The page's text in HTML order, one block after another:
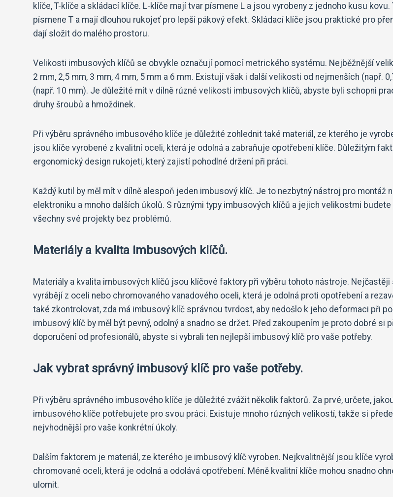
klíče, T-klíče a skládací klíče. L-klíče mají tvar písmene L a jsou vyrobeny z jednoho kusu kovu.
písmene T a mají dlouhou rukojeť pro lepší pákový efekt. Skládací klíče jsou praktické pro
dají složit do malého prostoru.
Velikosti imbusových klíčů se obvykle označují pomocí metrického systému. Nejběžnější
2 mm, 2,5 mm, 3 mm, 4 mm, 5 mm a 6 mm. Existují však i další velikosti od nejmenších (např.
(např. 10 mm). Je důležité mít v dílně různé velikosti imbusových klíčů, abyste byli schopni
druhy šroubů a hmoždinek.
Při výběru správného imbusového klíče je důležité zohlednit také materiál, ze kterého je
jsou klíče vyrobené z kvalitní oceli, která je odolná a zabraňuje opotřebení klíče. Důležitým
ergonomický design rukojeti, který zajistí pohodlné držení při práci.
Každý kutil by měl mít v dílně alespoň jeden imbusový klíč. Je to nezbytný nástroj pro montáž
elektroniku a mnoho dalších úkolů. S různými typy imbusových klíčů a jejich velikostmi
všechny své projekty bez problémů.
Materiály a kvalita imbusových klíčů.
Materiály a kvalita imbusových klíčů jsou klíčové faktory při výběru tohoto nástroje.
vyrábějí z oceli nebo chromovaného vanadového oceli, která je odolná proti opotřebení a
také zkontrolovat, zda má imbusový klíč správnou tvrdost, aby nedošlo k jeho deformaci při
imbusový klíč by měl být pevný, odolný a snadno se držet. Před zakoupením je proto dobré si
doporučení od profesionálů, abyste si vybrali ten nejlepší imbusový klíč pro vaše potřeby.
Jak vybrat správný imbusový klíč pro vaše potřeby.
Při výběru správného imbusového klíče je důležité zvážit několik faktorů. Za prvé, určete,
imbusového klíče potřebujete pro svou práci. Existuje mnoho různých velikostí, takže si
nejvhodnější pro vaše konkrétní úkoly.
Dalším faktorem je materiál, ze kterého je imbusový klíč vyroben. Nejkvalitnější jsou klíče
chromované oceli, která je odolná a odolává opotřebení. Méně kvalitní klíče mohou snadno
ulomit.